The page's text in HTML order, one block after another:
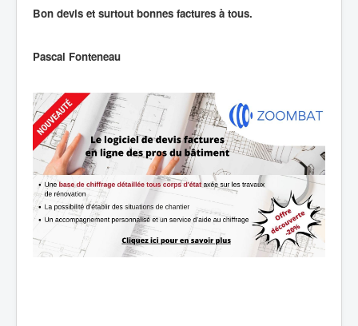
Bon devis et surtout bonnes factures à tous.
Pascal Fonteneau